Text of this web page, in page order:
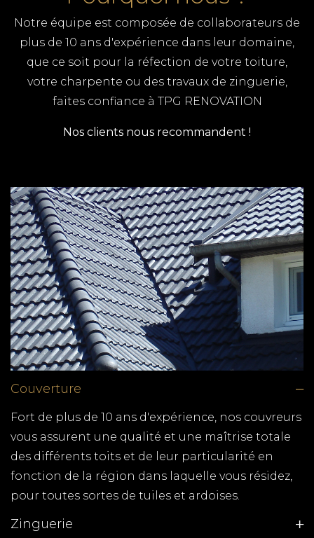
Notre équipe est composée de collaborateurs de
plus de 10 ans d'expérience dans leur domaine,
que ce soit pour la réfection de votre toiture,
votre charpente ou des travaux de zinguerie,
faites confiance à TPG RENOVATION
Nos clients nous recommandent !
Couverture
Fort de plus de 10 ans d'expérience, nos couvreurs
vous assurent une qualité et une maîtrise totale
des différents toits et de leur particularité en
fonction de la région dans laquelle vous résidez,
pour toutes sortes de tuiles et ardoises.
Zinguerie